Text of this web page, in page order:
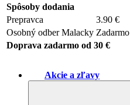
Spôsoby dodania
Prepravca
3.90 €
Osobný odber Malacky Zadarmo
Doprava zadarmo od 30 €
Akcie a zľavy